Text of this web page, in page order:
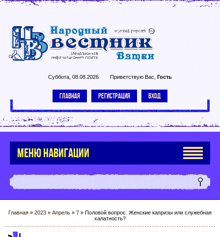
Суббота, 08.08.2026 Приветствую Вас Гость
ГЛАВНАЯ РЕГИСТРАЦИЯ ВХОД
МЕНЮ НАВИГАЦИИ
Главная » 2023 » Апрель » 7 » Половой вопрос. Женские капризы или служебная
халатность?